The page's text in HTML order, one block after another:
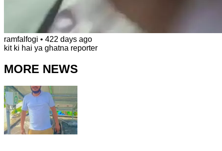
ramfalfogi • 422 days ago
kit ki hai ya ghatna reporter
MORE NEWS